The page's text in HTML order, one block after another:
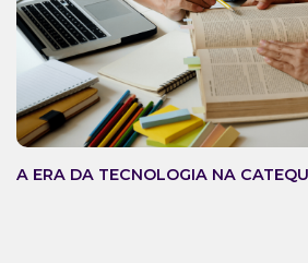
A ERA DA TECNOLOGIA NA